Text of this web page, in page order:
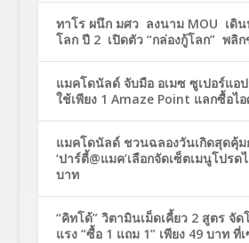
ทาโร ผนึก มศว ลงนาม MOU เดิ
โลก ปี 2 เปิดตัว “กล่องกู้โลก” พลิ
แมคโดนัลด์ จับมือ อเมซ ซูเปอร์แอ
ใช้เพียง 1 Amaze Point แลกซื้อไ
แมคโดนัลด์ ชวนฉลองวันเกิดสุดคุ้ม
‘ปาร์ตี้@แมค’เลือกจัดเซ็ตเมนูโปรด
บาท
“คิทโด้” วิตามินเม็ดเคี้ยว 2 สูตร จัด
แรง “ซื้อ 1 แถม 1” เพียง 49 บาท ที่